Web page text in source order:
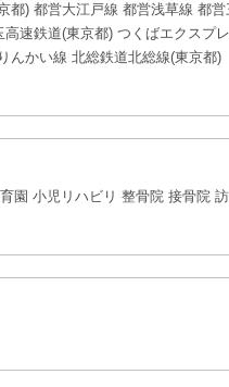
都) 都営大江戸線 都営浅草線 都営
高速鉄道(東京都) つくばエクスプ
んかい線 北総鉄道北総線(東京都)
園 小児リハビリ 整骨院 接骨院